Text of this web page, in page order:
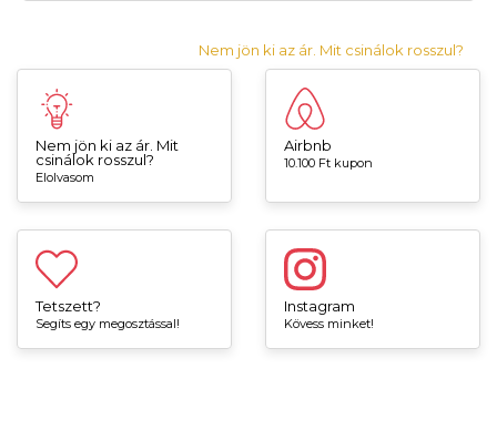
Nem jön ki az ár. Mit csinálok rosszul?
Nem jön ki az ár. Mit
csinálok rosszul?
Elolvasom
Airbnb
10.100 Ft kupon
Tetszett?
Segíts egy megosztással!
Instagram
Kövess minket!